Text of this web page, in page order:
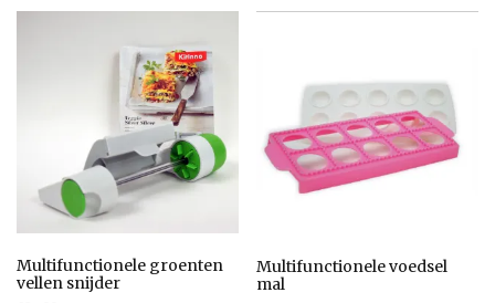
Multifunctionele groenten
vellen snijder
Multifunctionele voedsel
mal